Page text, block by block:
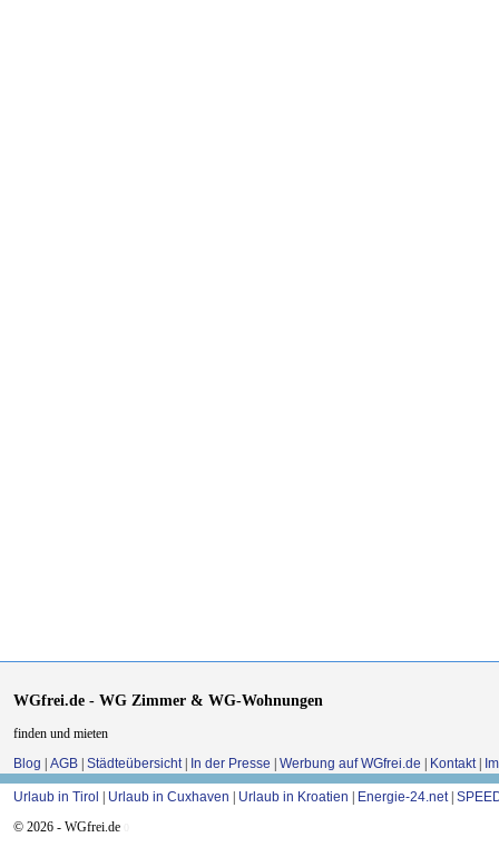
WGfrei.de - WG Zimmer & WG-Wohnungen
finden und mieten
Blog | AGB | Städteübersicht | In der Presse | Werbung auf WGfrei.de | Kontakt |
Urlaub in Tirol | Urlaub in Cuxhaven | Urlaub in Kroatien | Energie-24.net|
© 2026 - WGfrei.de